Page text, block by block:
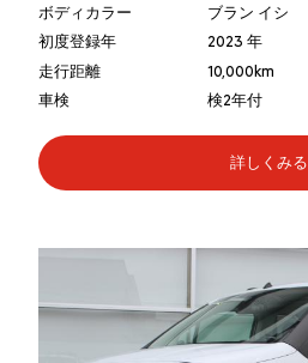
ボディカラー
ブラン イシ
初度登録年
2023 年
走行距離
10,000km
車検
検2年付
詳しくみる